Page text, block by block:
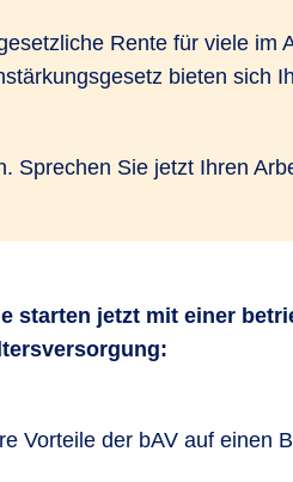
Platform
bei
Rente für viele im
bieten sich
Sprechen Sie jetzt Ihren
starten jetzt mit einer
Vorteile der bAV auf einen